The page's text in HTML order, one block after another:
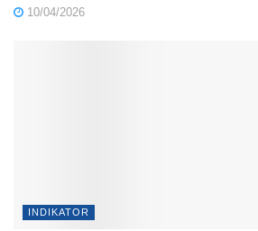
10/04/2026
INDIKATOR